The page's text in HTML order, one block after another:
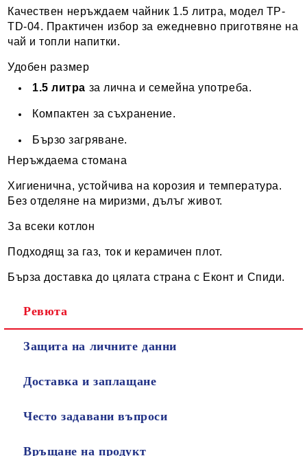
Качествен неръждаем чайник 1.5 литра, модел TP-
TD-04. Практичен избор за ежедневно приготвяне на
чай и топли напитки.
Удобен размер
1.5 литра за лична и семейна употреба.
Компактен за съхранение.
Бързо загряване.
Неръждаема стомана
Хигиенична, устойчива на корозия и температура.
Без отделяне на миризми, дълъг живот.
За всеки котлон
Подходящ за газ, ток и керамичен плот.
Бърза доставка до цялата страна с Еконт и Спиди.
Ревюта
Защита на личните данни
Доставка и заплащане
Често задавани въпроси
Връщане на продукт